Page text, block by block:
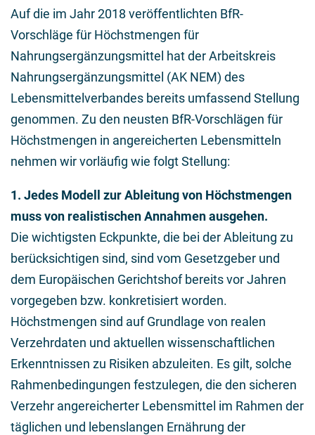
Auf die im Jahr 2018 veröffentlichten BfR-
Vorschläge für Höchstmengen für
Nahrungsergänzungsmittel hat der Arbeitskreis
Nahrungsergänzungsmittel (AK NEM) des
Lebensmittelverbandes bereits umfassend Stellung
genommen. Zu den neusten BfR-Vorschlägen für
Höchstmengen in angereicherten Lebensmitteln
nehmen wir vorläufig wie folgt Stellung:
1. Jedes Modell zur Ableitung von Höchstmengen
muss von realistischen Annahmen ausgehen.
Die wichtigsten Eckpunkte, die bei der Ableitung zu
berücksichtigen sind, sind vom Gesetzgeber und
dem Europäischen Gerichtshof bereits vor Jahren
vorgegeben bzw. konkretisiert worden.
Höchstmengen sind auf Grundlage von realen
Verzehrdaten und aktuellen wissenschaftlichen
Erkenntnissen zu Risiken abzuleiten. Es gilt, solche
Rahmenbedingungen festzulegen, die den sicheren
Verzehr angereicherter Lebensmittel im Rahmen der
täglichen und lebenslangen Ernährung der